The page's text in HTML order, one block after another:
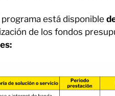
programa está disponible
de los fondos